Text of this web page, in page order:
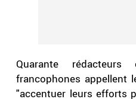
Quarante
francophones appellent
"accentuer leurs efforts